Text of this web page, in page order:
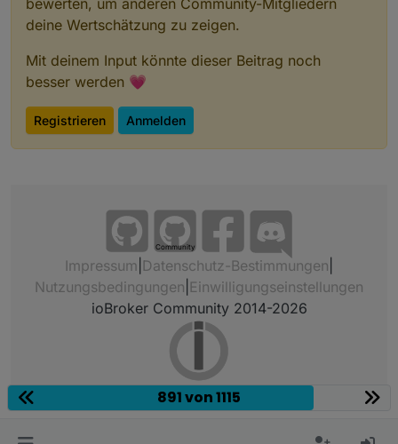
deine Wertschätzung zu zeigen.
Mit deinem Input könnte dieser Beitrag noch
besser werden 💗
Registrieren Anmelden
Community
Impressum Datenschutz-Bestimmungen
Nutzungsbedingungen Einwilligungseinstellungen
ioBroker Community 2014-2026
891 von 1115